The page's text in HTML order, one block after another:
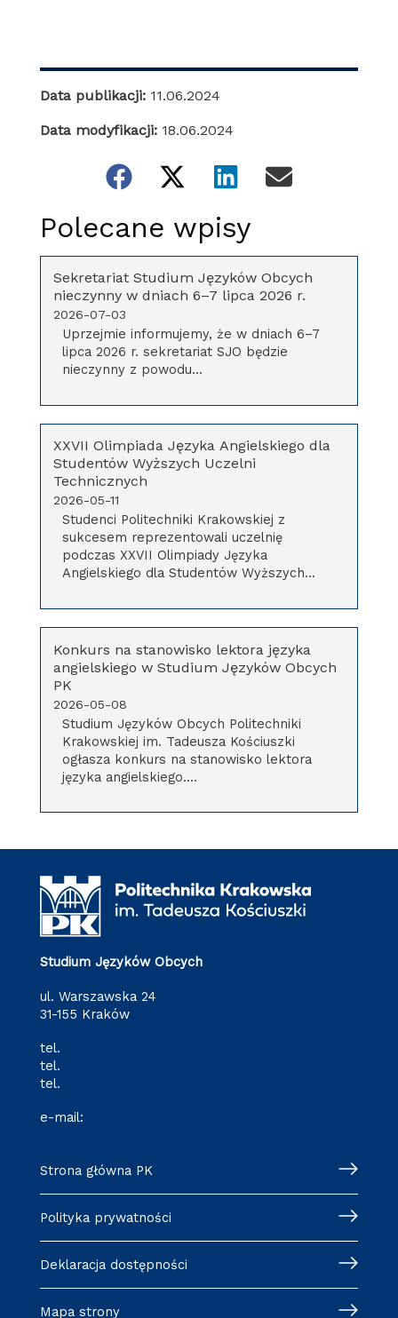
Data publikacji: 11.06.2024
Data modyfikacji: 18.06.2024
Polecane wpisy
Sekretariat Studium Języków Obcych
nieczynny w dniach 6–7 lipca 2026 r.
2026-07-03
Uprzejmie informujemy, że w dniach 6–7
lipca 2026 r. sekretariat SJO będzie
nieczynny z powodu...
XXVII Olimpiada Języka Angielskiego dla
Studentów Wyższych Uczelni
Technicznych
2026-05-11
Studenci Politechniki Krakowskiej z
sukcesem reprezentowali uczelnię
podczas XXVII Olimpiady Języka
Angielskiego dla Studentów Wyższych...
Konkurs na stanowisko lektora języka
angielskiego w Studium Języków Obcych
PK
2026-05-08
Studium Języków Obcych Politechniki
Krakowskiej im. Tadeusza Kościuszki
ogłasza konkurs na stanowisko lektora
języka angielskiego....
Studium Języków Obcych
ul. Warszawska 24
31-155 Kraków
tel.
tel.
tel.
e-mail:
Strona główna PK
Polityka prywatności
Deklaracja dostępności
Mapa strony